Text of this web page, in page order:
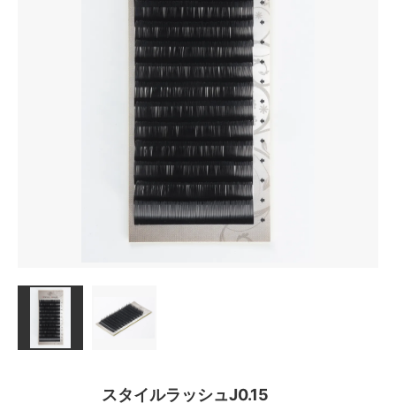
スタイルラッシュJ0.15